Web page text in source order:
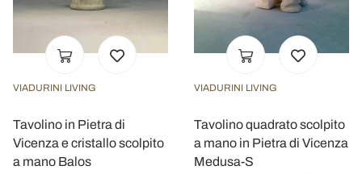
VIADURINI LIVING
Tavolino in Pietra di
Vicenza e cristallo scolpito
a mano Balos
VIADURINI LIVING
Tavolino quadrato scolpito
a mano in Pietra di Vicenza
Medusa-S